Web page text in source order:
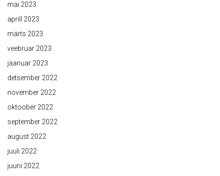
mai 2023
aprill 2023
märts 2023
veebruar 2023
jaanuar 2023
detsember 2022
november 2022
oktoober 2022
september 2022
august 2022
juuli 2022
juuni 2022